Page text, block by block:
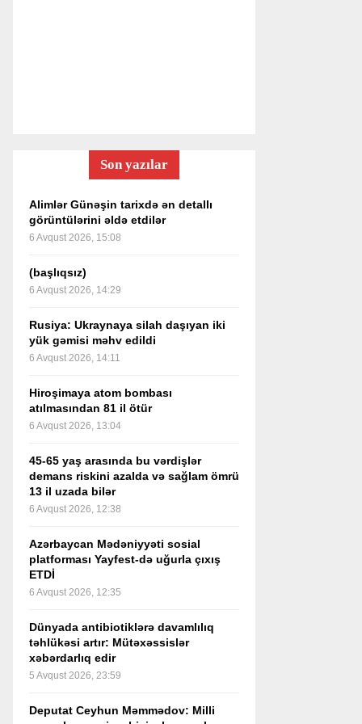
Son yazılar
Alimlər Günəşin tarixdə ən detallı
görüntülərini əldə etdilər
6 Avqust 2026, 15:08
(başlıqsız)
6 Avqust 2026, 14:29
Rusiya: Ukraynaya silah daşıyan iki
yük gəmisi məhv edildi
6 Avqust 2026, 14:11
Hiroşimaya atom bombası
atılmasından 81 il ötür
6 Avqust 2026, 13:04
45-65 yaş arasında bu vərdişlər
demans riskini azalda və sağlam ömrü
13 il uzada bilər
6 Avqust 2026, 12:38
Azərbaycan Mədəniyyəti sosial
platforması Yayfest-də uğurla çıxış
ETDİ
6 Avqust 2026, 12:35
Dünyada antibiotiklərə davamlılıq
təhlükəsi artır: Mütəxəssislər
xəbərdarlıq edir
5 Avqust 2026, 23:59
Deputat Ceyhun Məmmədov: Milli